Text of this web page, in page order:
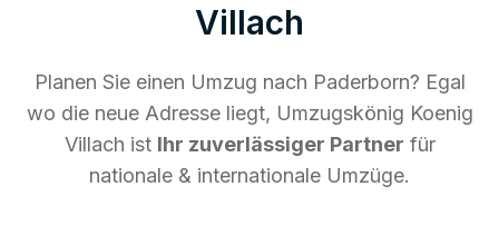
Villach
Planen Sie einen Umzug nach Paderborn? Egal
wo die neue Adresse liegt, Umzugskönig Koenig
Villach ist Ihr zuverlässiger Partner für
nationale & internationale Umzüge.